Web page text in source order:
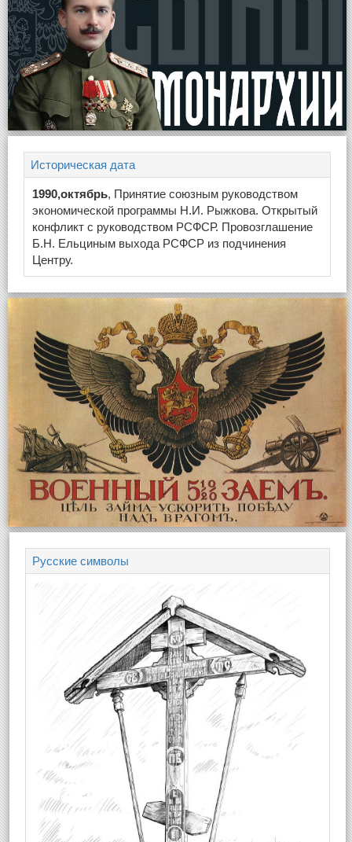
Историческая дата
1990,октябрь, Принятие союзным руководством
экономической программы Н.И. Рыжкова. Открытый
конфликт с руководством РСФСР. Провозглашение
Б.Н. Ельциным выхода РСФСР из подчинения
Центру.
Русские символы